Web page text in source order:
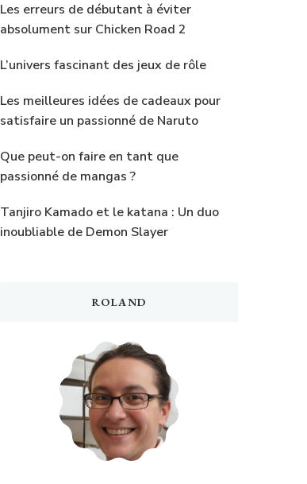
Les erreurs de débutant à éviter
absolument sur Chicken Road 2
L’univers fascinant des jeux de rôle
Les meilleures idées de cadeaux pour
satisfaire un passionné de Naruto
Que peut-on faire en tant que
passionné de mangas ?
Tanjiro Kamado et le katana : Un duo
inoubliable de Demon Slayer
ROLAND